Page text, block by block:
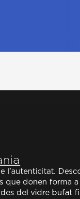
l’autenticitat.
que donen forma a
del vidre bufat